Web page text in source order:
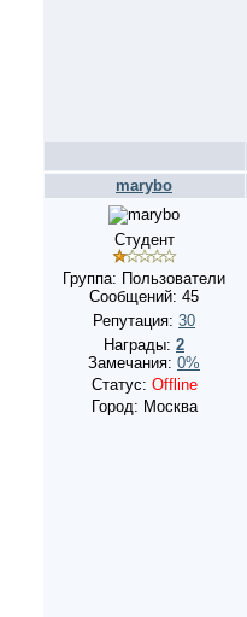
marybo
Студент
Группа: Пользователи
Сообщений: 45
Репутация: 30
Награды: 2
Замечания: 0%
Статус: Offline
Город: Москва